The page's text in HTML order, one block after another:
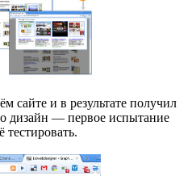
сайте и в результате получил
дизайн — первое испытание